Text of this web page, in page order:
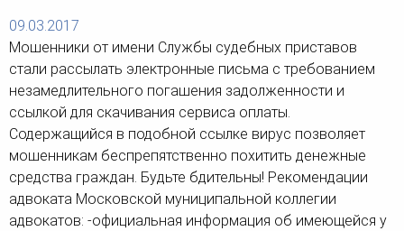
Структура коллегии
Новости коллегии
Видео ММКА
Банковское право
Военное право
Защита прав потребителей
Медиация
Медицинское право
Миграционное право
Недвижимость
Неимущественные права
Оспаривание сделок
Для юридических лиц
Компенсация ущерба
Корпоративные споры
Страховые споры
Таможенный адвокат
Уголовные споры
Информационные базы
Суды
Другие суды
Европейский Суд по
Конституционный Суд РФ
09.03.2017
Мошенники от имени Службы судебных приставов
стали рассылать электронные письма с требованием
незамедлительного погашения задолженности и
ссылкой для скачивания сервиса оплаты.
Содержащийся в подобной ссылке вирус позволяет
мошенникам беспрепятственно похитить денежные
средства граждан. Будьте бдительны! Рекомендации
адвоката Московской муниципальной коллегии
адвокатов: -официальная информация об имеющейся у